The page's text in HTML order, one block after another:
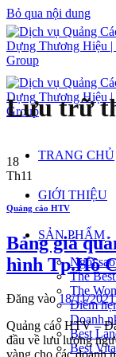
Bỏ qua nội dung
TRANG CHỦ
GIỚI THIỆU
SẢN PHẨM
Ngôi
The
The
Điểm
Doanh
Best
Best
Lưu trữ
18
Th11
Quảng cáo HTV
Bảng giá
hình Tp.Hồ
Đăng vào18/11/2021
Quảng cáo HTV –
đầu về lưu lượng
vàng cho các doanh